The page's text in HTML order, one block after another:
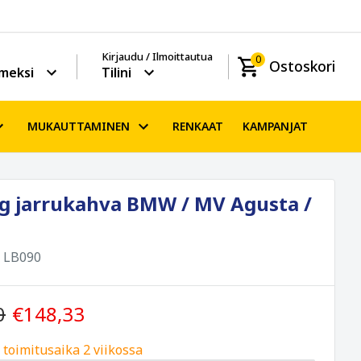
Kirjaudu / Ilmoittautua
Tilini
0 Ostoskori
MUKAUTTAMINEN RENKAAT KAMPANJAT
jarrukahva BMW / MV Agusta /
LB090
€148,33
2 viikossa